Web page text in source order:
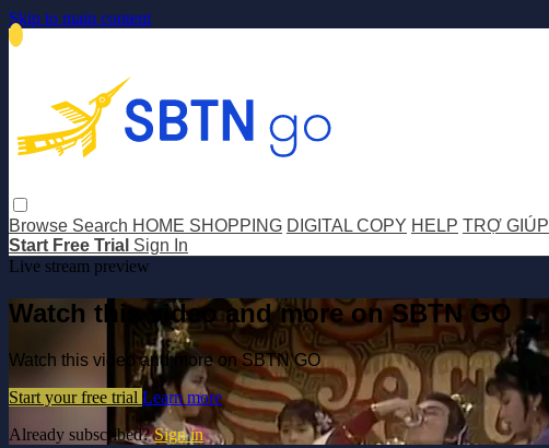
Skip to main content
Browse Search HOME SHOPPING DIGITAL COPY HELP TRỢ GIÚP
Start Free Trial Sign In
Live stream preview
Watch this video and more on SBTN GO
Watch this video and more on SBTN GO
Start your free trial Learn more
Already subscribed?Sign in